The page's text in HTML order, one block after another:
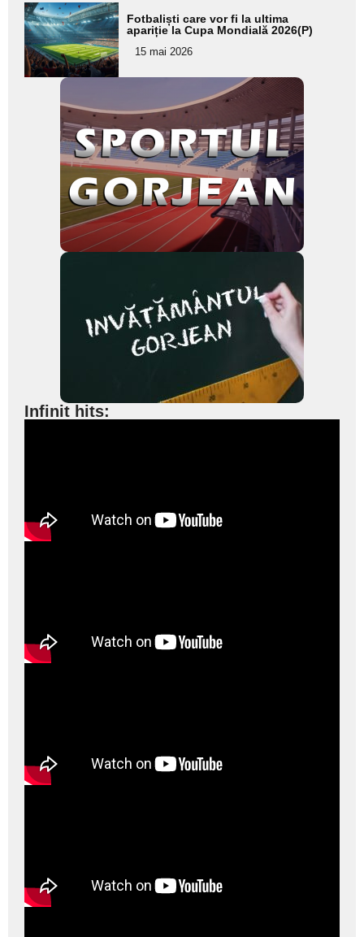
Adaugă
aici textul
pentru
subtitlu
Fotbaliști care vor fi la ultima
apariție la Cupa Mondială 2026(P)
15 mai 2026
Infinit hits: